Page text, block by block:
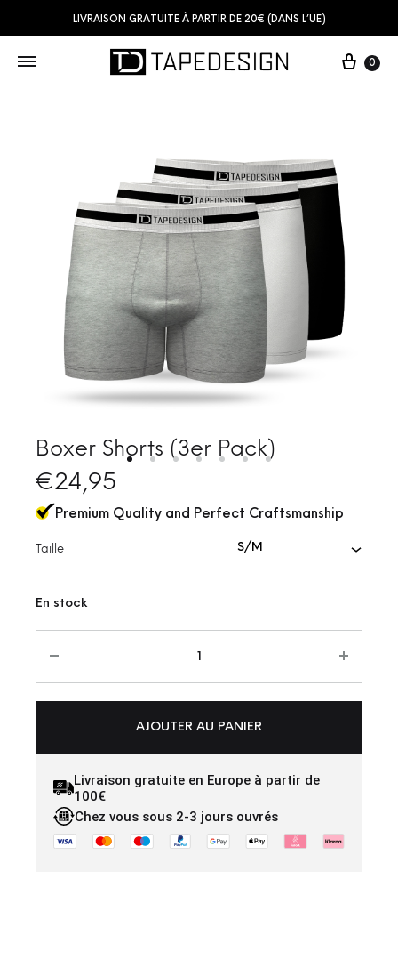
LIVRAISON GRATUITE À PARTIR DE 20€ (DANS L’UE)
0
Boxer Shorts (3er Pack)
€24,95
Premium Quality and Perfect Craftsmanship
Taille
En stock
AJOUTER AU PANIER
Livraison gratuite en Europe à partir de
100€
Chez vous sous 2-3 jours ouvrés